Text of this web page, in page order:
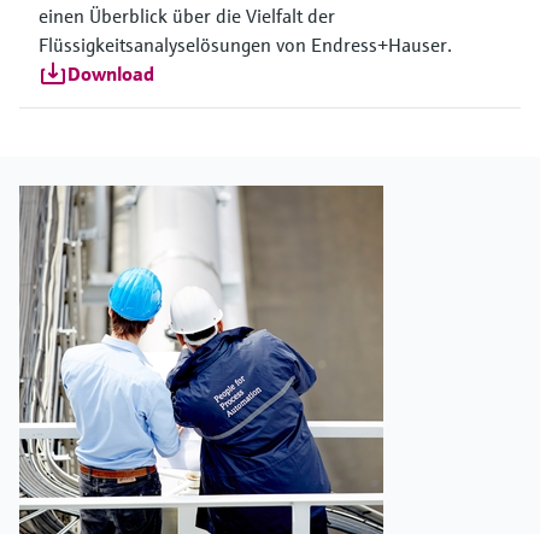
einen Überblick über die Vielfalt der
Flüssigkeitsanalyselösungen von Endress+Hauser.
Download